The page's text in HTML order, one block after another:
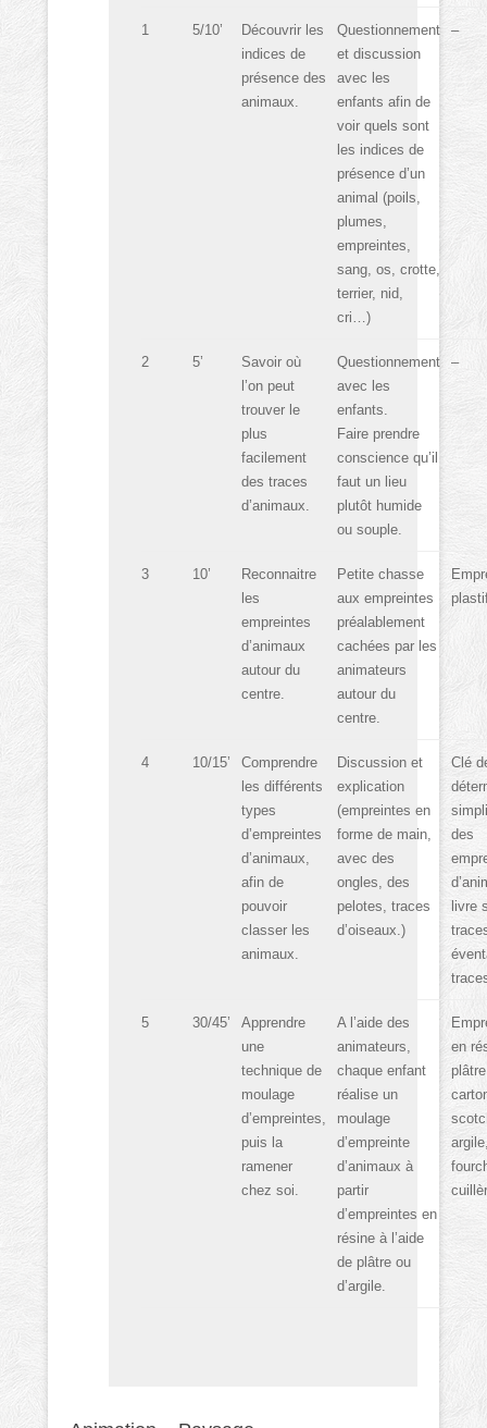
1 5/10’
Découvrir les
indices de
présence des
animaux.
Questionnement
et discussion
avec les
enfants afin de
voir quels sont
les indices de
présence d’un
animal (poils,
plumes,
empreintes,
sang, os, crotte,
terrier, nid,
cri…)
–
2 5’
Savoir où
l’on peut
trouver le
plus
facilement
des traces
d’animaux.
Questionnement
avec les
enfants.
Faire prendre
conscience qu’il
faut un lieu
plutôt humide
ou souple.
–
3 10’
Reconnaitre
les
empreintes
d’animaux
autour du
centre.
Petite chasse
aux empreintes
préalablement
cachées par les
animateurs
autour du
centre.
4 10/15’
Comprendre
les différents
types
d’empreintes
d’animaux,
afin de
pouvoir
classer les
animaux.
Discussion et
explication
(empreintes en
forme de main,
avec des
ongles, des
pelotes, traces
d’oiseaux.)
Clé
des
livre
5 30/45’
Apprendre
une
technique de
moulage
d’empreintes,
puis la
ramener
chez soi.
A l’aide des
animateurs,
chaque enfant
réalise un
moulage
d’empreinte
d’animaux à
partir
d’empreintes en
résine à l’aide
de plâtre ou
d’argile.
en